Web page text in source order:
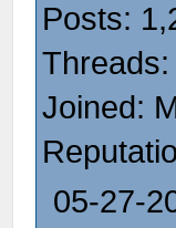
Posts:
Joined:
05-27-